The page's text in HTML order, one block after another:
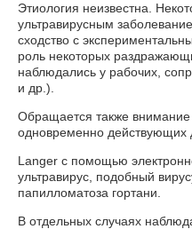
Этиология неизвестна.
ультравирусным
сходство с
роль некоторых
наблюдались у рабочих,
и др.).
Обращается также внимание
одновременно действующих
Langer с помощью
ультравирус, подобный
папилломатоза гортани.
В отдельных случаях